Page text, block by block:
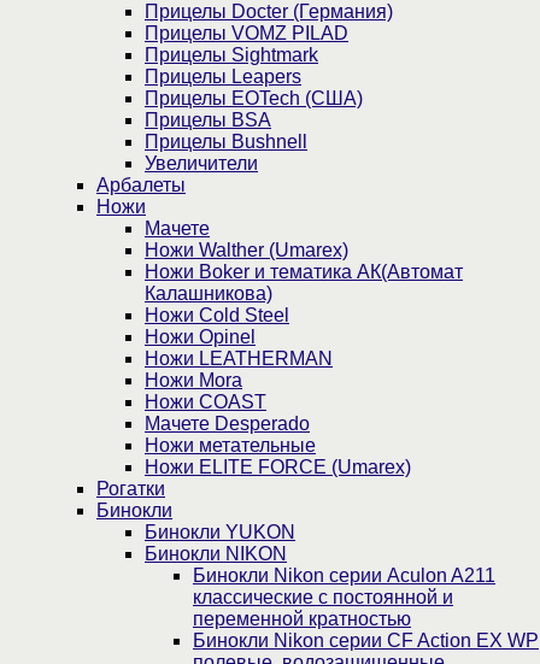
Прицелы Docter (Германия)
Прицелы VOMZ PILAD
Прицелы Sightmark
Прицелы Leapers
Прицелы EOTech (США)
Прицелы BSA
Прицелы Bushnell
Увеличители
Арбалеты
Ножи
Мачете
Ножи Walther (Umarex)
Ножи Boker и тематика АК(Автомат
Калашникова)
Ножи Cold Steel
Ножи Opinel
Ножи LEATHERMAN
Ножи Mora
Ножи COAST
Мачете Desperado
Ножи метательные
Ножи ELITE FORCE (Umarex)
Рогатки
Бинокли
Бинокли YUKON
Бинокли NIKON
Бинокли Nikon серии Aculon A211
классические с постоянной и
переменной кратностью
Бинокли Nikon серии СF Action EX WP